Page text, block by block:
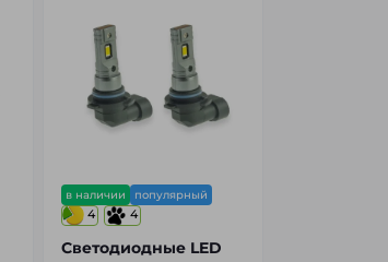
в наличии популярный
4 4
Светодиодные LED